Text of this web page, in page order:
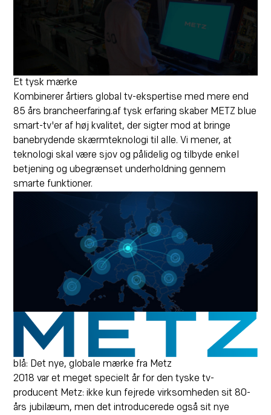
Et tysk mærke
Kombinerer årtiers global tv-ekspertise med mere end
85 års brancheerfaring.af tysk erfaring skaber METZ blue
smart-tv'er af høj kvalitet, der sigter mod at bringe
banebrydende skærmteknologi til alle. Vi mener, at
teknologi skal være sjov og pålidelig og tilbyde enkel
betjening og ubegrænset underholdning gennem
smarte funktioner.
blå: Det nye, globale mærke fra Metz
2018 var et meget specielt år for den tyske tv-
producent Metz: ikke kun fejrede virksomheden sit 80-
års jubilæum, men det introducerede også sit nye